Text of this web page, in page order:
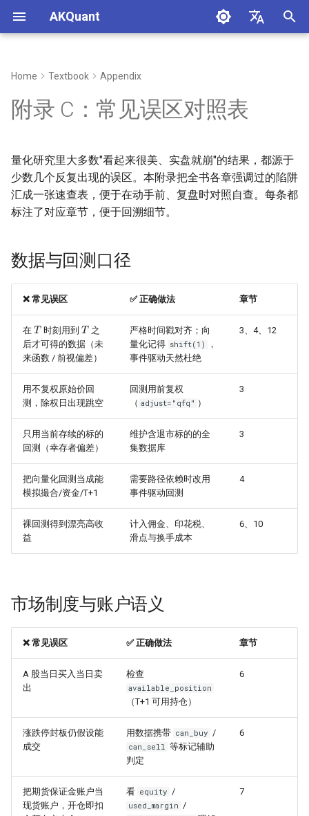
AKQuant
n
t
l
i
r
Investment Overview and
Chap 2 - Quantitative
Programming Basics
Chap 3 - Financial Data
Backtesting Principles
Development in Practice
Microstructure and Strategy
Chap 7 - Futures Market and
Derivatives Strategies
Chap 8 - Options Pricing and
Chap 9 - Fund Investment and
Framework and Risk Metrics
Optimization and Robustness
Validation
Chap 12 - Machine Learning in
Chap 13 - Strategy
Analysis
Chap 14 - High-Performance
Factor Mining and Expression
Engine
Systems and Operations
Indicator System and
优化与验证
指标与工程
Home Textbook Appendix
附录 C：常见误区对照表
量化研究里大多数"看起来很美、实盘就崩"的结果，都源于
少数几个反复出现的误区。本附录把全书各章强调过的陷阱
汇成一张速查表，便于在动手前、复盘时对照自查。每条都
标注了对应章节，便于回溯细节。
数据与回测口径
❌ 常见误区 ✅ 正确做法 章节
在
T
时刻用到
T
之
后才可得的数据（未
来函数 / 前视偏差）
严格时间戳对齐；向
量化记得 shift(1)
，
事件驱动天然杜绝
3、4、12
用不复权原始价回
测，除权日出现跳空
回测用前复权
（ adjust="qfq" ）
3
只用当前存续的标的
回测（幸存者偏差）
维护含退市标的的全
集数据库
3
把向量化回测当成能
模拟撮合/资金/T+1
需要路径依赖时改用
事件驱动回测
4
裸回测得到漂亮高收
益
计入佣金、印花税、
滑点与换手成本
6、10
市场制度与账户语义
❌ 常见误区 ✅ 正确做法 章节
A 股当日买入当日卖
出
检查
available_position
（T+1 可用持仓）
6
涨跌停封板仍假设能
成交
用数据携带 can_buy /
can_sell 等标记辅助
判定
6
把期货保证金账户当
现货账户，开仓即扣
看 equity /
used_margin /
7